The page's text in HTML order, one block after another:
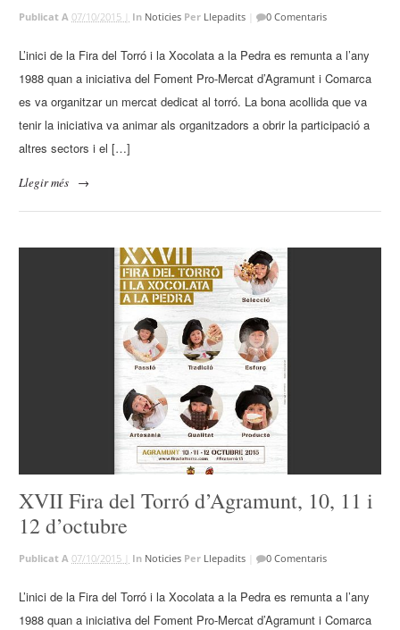
Publicat A07/10/2015 | In Noticies Per Llepadits 0 Comentaris
L’inici de la Fira del Torró i la Xocolata a la Pedra es remunta a l’any
1988 quan a iniciativa del Foment Pro-Mercat d’Agramunt i Comarca
es va organitzar un mercat dedicat al torró. La bona acollida que va
tenir la iniciativa va animar als organitzadors a obrir la participació a
altres sectors i el […]
Llegir més →
XVII Fira del Torró d’Agramunt, 10, 11 i
12 d’octubre
Publicat A07/10/2015 | In Noticies Per Llepadits 0 Comentaris
L’inici de la Fira del Torró i la Xocolata a la Pedra es remunta a l’any
1988 quan a iniciativa del Foment Pro-Mercat d’Agramunt i Comarca